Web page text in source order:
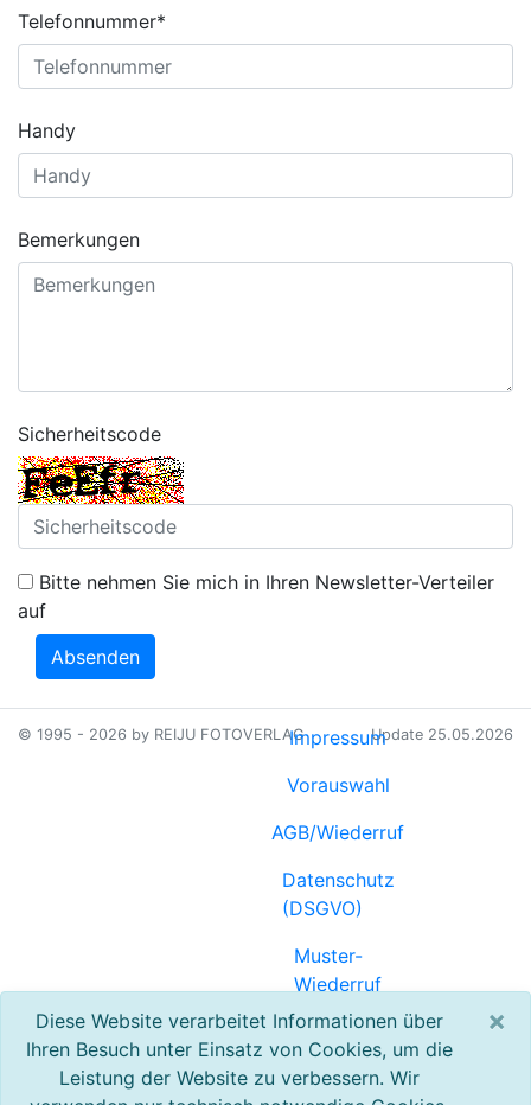
Telefonnummer*
Handy
Bemerkungen
Sicherheitscode
Bitte nehmen Sie mich in Ihren Newsletter-Verteiler
auf
Absenden
Diese Website verarbeitet Informationen über
Ihren Besuch unter Einsatz von Cookies, um die
Leistung der Website zu verbessern. Wir
×
Update 25.05.2026
© 1995 - 2026 by REIJU FOTOVERLAGImpressum
Vorauswahl
AGB/Wiederruf
Datenschutz
(DSGVO)
Muster-
Wiederruf
(PDF)
Referenzen